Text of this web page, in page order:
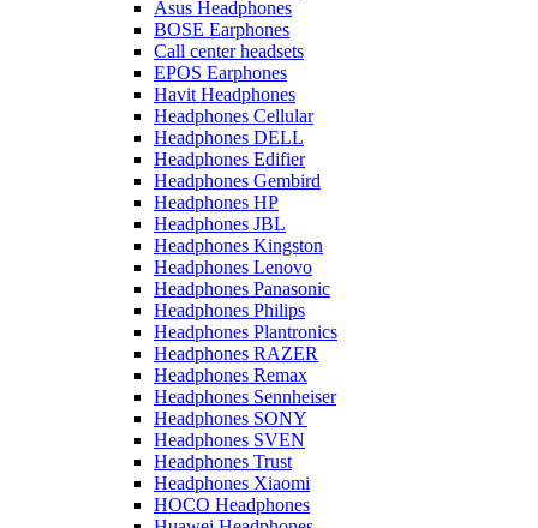
Asus Headphones
BOSE Earphones
Call center headsets
EPOS Earphones
Havit Headphones
Headphones Cellular
Headphones DELL
Headphones Edifier
Headphones Gembird
Headphones HP
Headphones JBL
Headphones Kingston
Headphones Lenovo
Headphones Panasonic
Headphones Philips
Headphones Plantronics
Headphones RAZER
Headphones Remax
Headphones Sennheiser
Headphones SONY
Headphones SVEN
Headphones Trust
Headphones Xiaomi
HOCO Headphones